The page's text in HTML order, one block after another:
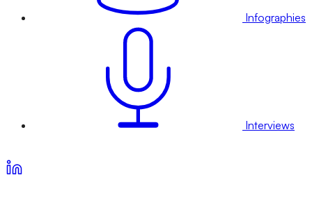
Infographies
Interviews